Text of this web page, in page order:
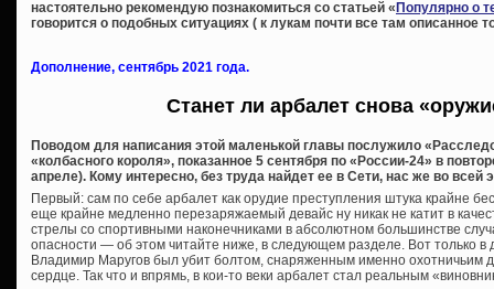
настоятельно рекомендую познакомиться со статьей « Популярно о
говорится о подобных ситуациях ( к лукам почти все там описанное
Дополнение, сентябрь 2021 года.
Станет ли арбалет снова
Поводом для написания этой маленькой главы послужило
«колбасного короля», показанное 5 сентября по «России-24» в
апреле). Кому интересно, без труда найдет ее в Сети, нас же во всей
Первый: сам по себе арбалет как орудие преступления штука крайне
еще крайне медленно перезаряжаемый девайс ну никак не катит в
стрелы со спортивными наконечниками в абсолютном большинстве
опасности — об этом читайте ниже, в следующем разделе. Вот только
Владимир Маругов был убит болтом, снаряженным именно охотничьим
сердце. Так что и впрямь, в кои-то веки арбалет стал реальным